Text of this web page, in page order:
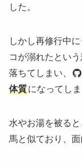
した。
しかし再修行中
コが溺れたとい
落ちてしまい、
体質になってしま
水やお湯を被る
馬と似ており、面